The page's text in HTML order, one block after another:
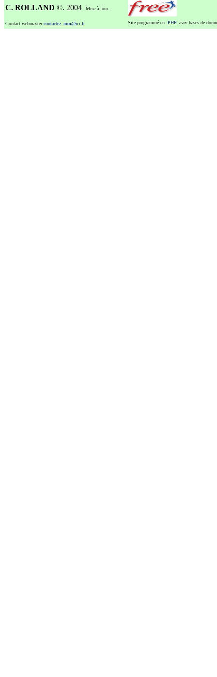
C. ROLLAND ©. 2004 Mise à jour:
Contact webmastercontactez_moi@ici.fr Site programmé en PHP, avec bases de